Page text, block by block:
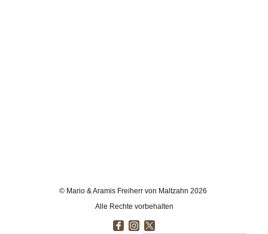
© Mario & Aramis Freiherr von Maltzahn 2026
Alle Rechte vorbehalten